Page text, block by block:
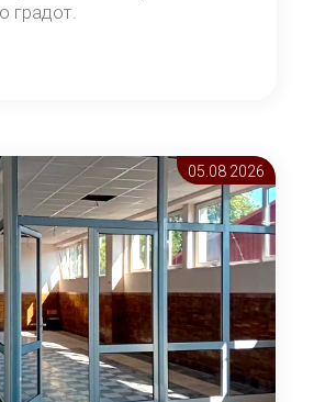
градот.
05.08 2026